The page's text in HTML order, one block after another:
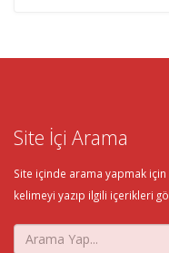
Site İçi Arama
Site içinde arama yapmak
kelimeyi yazıp ilgili içerikleri